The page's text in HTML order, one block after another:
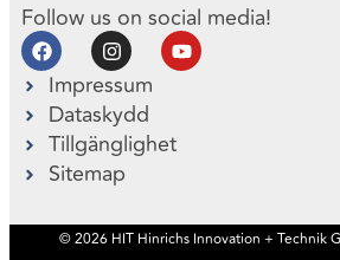
Follow us on social media!
Impressum
Dataskydd
Tillgänglighet
Sitemap
© 2026 HIT Hinrichs Innovation + Technik